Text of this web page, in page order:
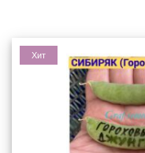
Хит